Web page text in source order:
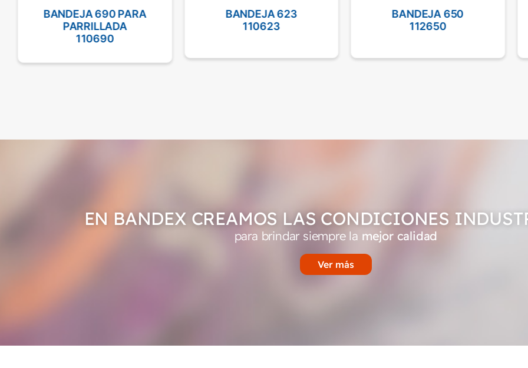
BANDEJA 690 PARA
PARRILLADA
110690
BANDEJA 623
110623
BANDEJA 650
112650
EN BANDEX CREAMOS LAS CONDICIONES
para brindar siempre la mejor calidad
Ver más